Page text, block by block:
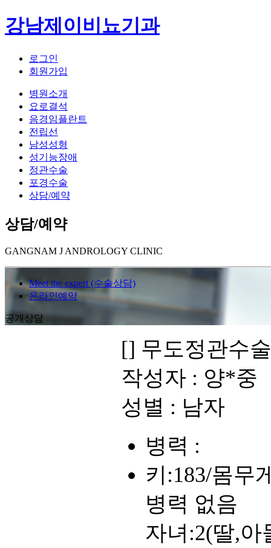
강남제이비뇨기과
로그인
회원가입
병원소개
요로결석
음경임플란트
전립선
남성성형
성기능장애
정관수술
포경수술
상담/예약
상담/예약
GANGNAM J ANDROLOGY CLINIC
Meet the expert (수술상담)
온라인예약
공개상담
[] 무도정관수
작성자 : 양*중
성별 : 남자
병력 :
키:183/몸무
병력 없음
자녀:2(딸,아